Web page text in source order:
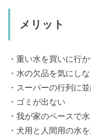
メリット
・重い水を買いに行
・水の欠品を気にし
・スーパーの行列に
・ゴミが出ない
・我が家のペースで
・犬用と人間用の水